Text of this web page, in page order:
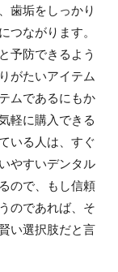
歯垢をしっかり
つながります。
予防できるよう
がたいアイテム
ムであるにもか
軽に購入できる
いる人は、すぐ
やすいデンタル
ので、もし信頼
のであれば、そ
い選択肢だと言